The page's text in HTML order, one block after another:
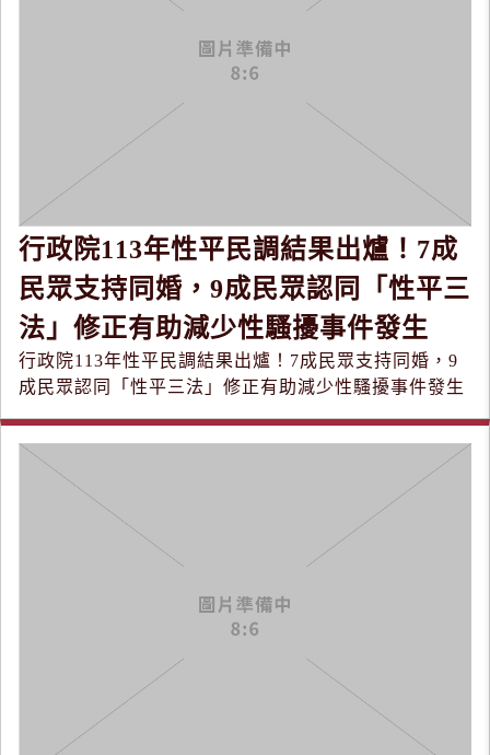
行政院113年性平民調結果出爐！7成
民眾支持同婚，9成民眾認同「性平三
法」修正有助減少性騷擾事件發生
行政院113年性平民調結果出爐！7成民眾支持同婚，9
成民眾認同「性平三法」修正有助減少性騷擾事件發生